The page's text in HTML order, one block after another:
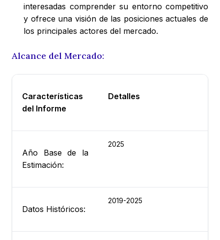
interesadas comprender su entorno competitivo
y ofrece una visión de las posiciones actuales de
los principales actores del mercado.
Alcance del Mercado:
Características
del Informe
Detalles
Año Base de la
Estimación:
2025
Datos Históricos:
2019-2025